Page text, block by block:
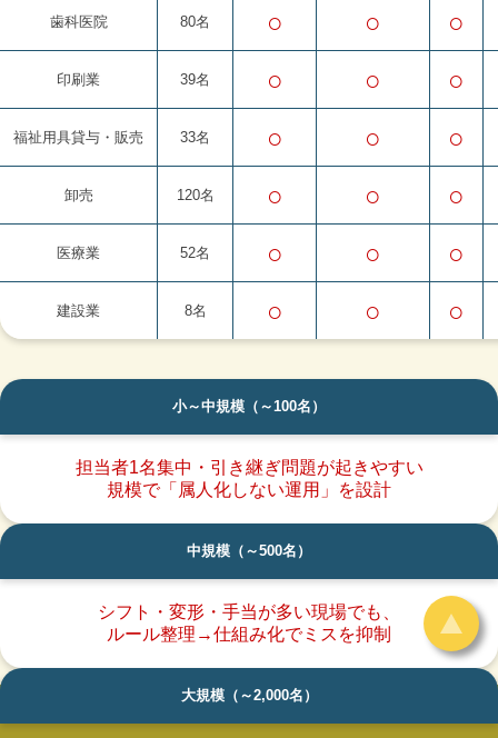
歯科医院 80名 ○ ○ ○
印刷業 39名 ○ ○ ○
福祉用具貸与・販売 33名 ○ ○ ○
卸売 120名 ○ ○ ○
医療業 52名 ○ ○ ○
建設業 8名 ○ ○ ○
小～中規模（～100名）
担当者1名集中・引き継ぎ問題が起きやすい
規模で「属人化しない運用」を設計
中規模（～500名）
シフト・変形・手当が多い現場でも、
ルール整理→仕組み化でミスを抑制
大規模（～2,000名）
無料相談申込